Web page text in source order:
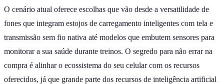
O cenário atual oferece escolhas que vão desde a versatilidade de
fones que integram estojos de carregamento inteligentes com tela e
transmissão sem fio nativa até modelos que embutem sensores para
monitorar a sua saúde durante treinos. O segredo para não errar na
compra é alinhar o ecossistema do seu celular com os recursos
oferecidos, já que grande parte dos recursos de inteligência artificial